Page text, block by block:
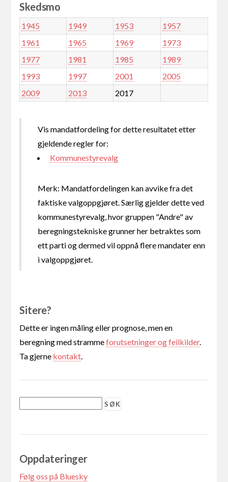
Skedsmo
1945 1949 1953
1957
1961
1965 1969
1973
1977
1981 1985
1989
1993
1997 2001
2005
2009
2013 2017
Vis mandatfordeling for dette resultatet etter
gjeldende regler for:
Kommunestyrevalg
Merk: Mandatfordelingen kan avvike fra det
faktiske valgoppgjøret. Særlig gjelder dette ved
kommunestyrevalg, hvor gruppen "Andre" av
beregningstekniske grunner her betraktes som
ett parti og dermed vil oppnå flere mandater enn
i valgoppgjøret.
Sitere?
Dette er ingen måling eller prognose, men en
beregning med strammeforutsetninger og feilkilder.
Ta gjerne kontakt.
Oppdateringer
Følg oss på Bluesky